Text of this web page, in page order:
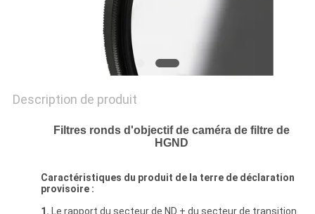
Description de produit
Filtres ronds d'objectif de caméra de filtre de
HGND
Caractéristiques du produit de la terre de déclaration
provisoire :
1. Le rapport du secteur de ND + du secteur de transition